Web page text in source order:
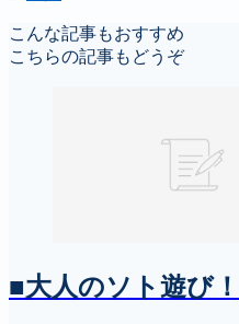
こんな記事もおすすめ
こちらの記事もどうぞ
■大人のソト遊び！